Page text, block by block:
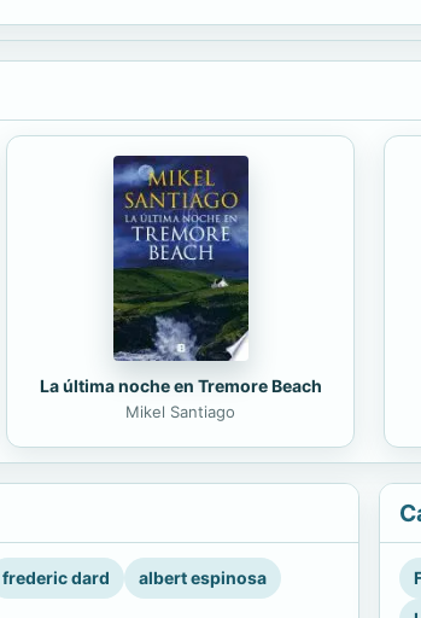
La última noche en Tremore Beach
Mikel Santiago
frederic dard
albert espinosa